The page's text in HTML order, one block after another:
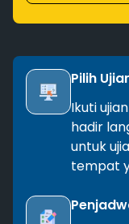
Pilih
Ikuti
hadir
untuk
tempat